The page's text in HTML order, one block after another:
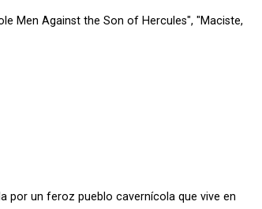
Men Against the Son of Hercules", "Maciste,
por un feroz pueblo cavernícola que vive en